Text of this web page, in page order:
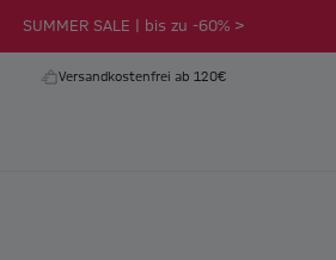
SUMMER SALE | bis zu -60% >
Versandkostenfrei ab 120€